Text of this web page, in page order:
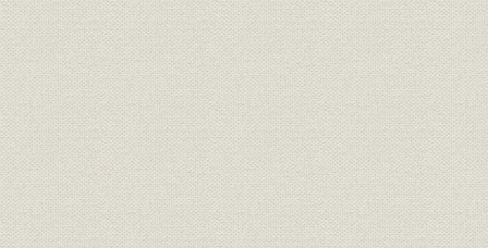
第2節 厳しい経営環境の中、業績向上対策の効果を得る
第3節 業績回復、創立20年を迎える
第3章 創立21年~30年(1981~1990)―電子技術を駆使しシステム製品
強い企業体質を目指す―
第1節 混沌とした経済環境の中、経営基盤充実へ
第2節 防衛力整備が端境期に、経営多角化へ努力